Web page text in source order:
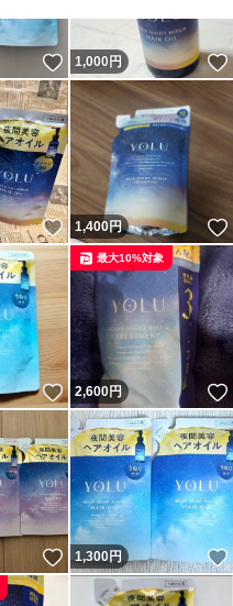
いいね！
1,000 円
いいね！
1,400円
いいね！
2,600円
最大10%対象
いいね！
1,300円